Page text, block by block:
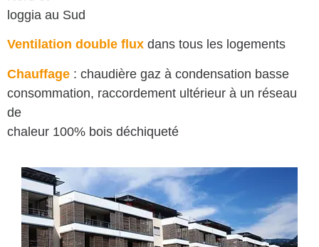
loggia au Sud
Ventilation double flux dans tous les logements
Chauffage : chaudière gaz à condensation basse
consommation, raccordement ultérieur à un réseau
de
chaleur 100% bois déchiqueté